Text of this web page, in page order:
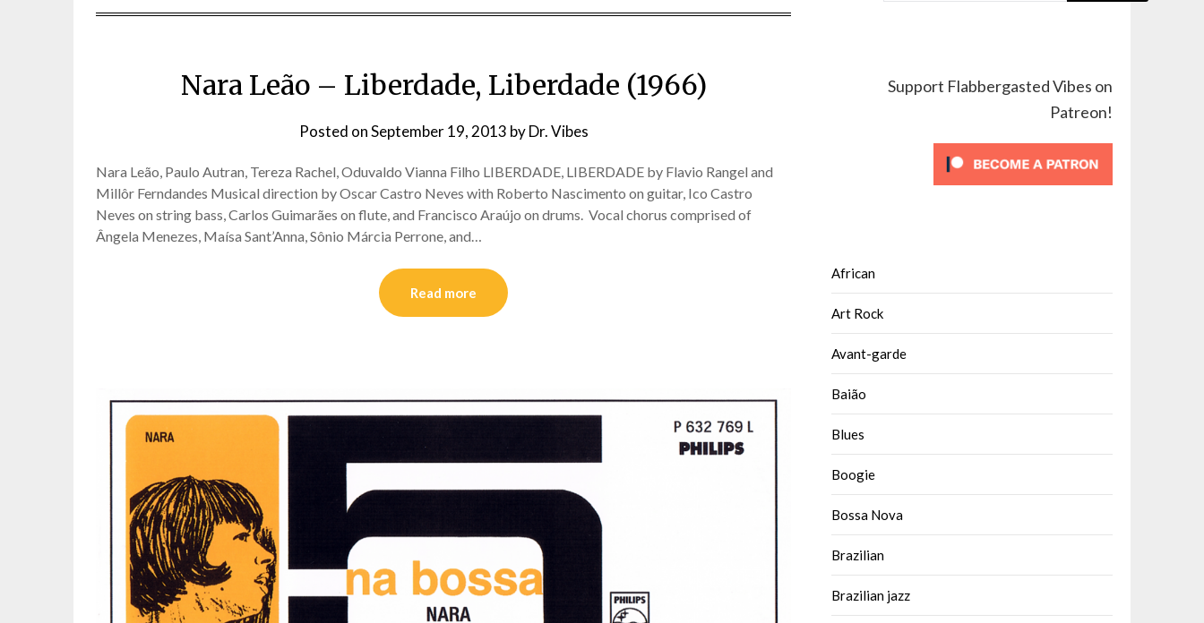
Nara Leão – Liberdade, Liberdade (1966)
Posted onSeptember 19, 2013 byDr. Vibes
Nara Leão, Paulo Autran, Tereza Rachel, Oduvaldo Vianna Filho LIBERDADE, LIBERDADE by Flavio Rangel and
Millôr Ferndandes Musical direction by Oscar Castro Neves with Roberto Nascimento on guitar, Ico Castro
Neves on string bass, Carlos Guimarães on flute, and Francisco Araújo on drums. Vocal chorus comprised of
Ângela Menezes, Maísa Sant’Anna, Sônio Márcia Perrone, and…
Read more
Support Flabbergasted Vibes on
Patreon!
African
Art Rock
Avant-garde
Baião
Blues
Boogie
Bossa Nova
Brazilian
Brazilian jazz